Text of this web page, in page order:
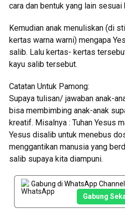
cara dan bentuk yang lain
Kemudian anak menuliskan (di
kertas warna warni) mengapa
salib. Lalu kertas- kertas
kayu salib tersebut.
Catatan Untuk Pamong:
Supaya tulisan/ jawaban anak-
bisa membimbing anak-anak
kreatif. Misalnya : Tuhan Yesus
Yesus disalib untuk menebus
menggantikan manusia yang
salib supaya kita diampuni.
Gabung di WhatsApp
Gabung